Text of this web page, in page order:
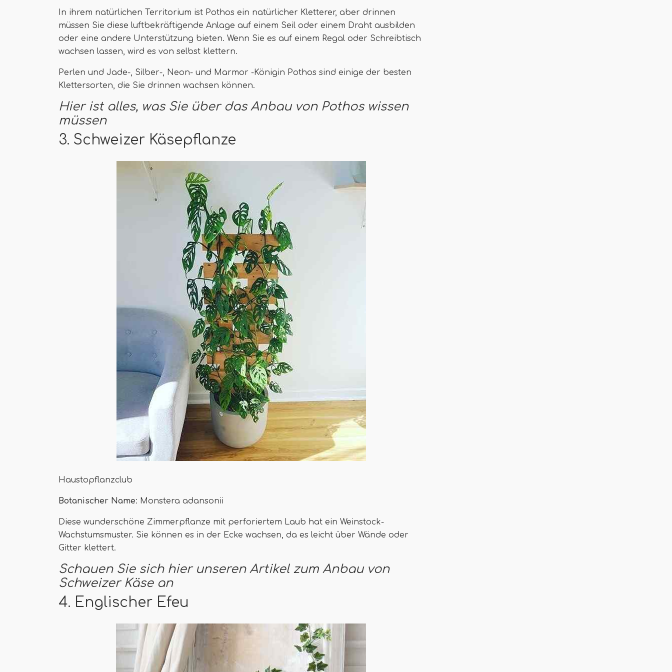
In ihrem natürlichen Territorium ist Pothos ein natürlicher Kletterer, aber drinnen
müssen Sie diese luftbekräftigende Anlage auf einem Seil oder einem Draht ausbilden
oder eine andere Unterstützung bieten. Wenn Sie es auf einem Regal oder Schreibtisch
wachsen lassen, wird es von selbst klettern.
Perlen und Jade-, Silber-, Neon- und Marmor -Königin Pothos sind einige der besten
Klettersorten, die Sie drinnen wachsen können.
Hier ist alles, was Sie über das Anbau von Pothos wissen
müssen
3. Schweizer Käsepflanze
Haustopflanzclub
Botanischer Name: Monstera adansonii
Diese wunderschöne Zimmerpflanze mit perforiertem Laub hat ein Weinstock-
Wachstumsmuster. Sie können es in der Ecke wachsen, da es leicht über Wände oder
Gitter klettert.
Schauen Sie sich hier unseren Artikel zum Anbau von
Schweizer Käse an
4. Englischer Efeu